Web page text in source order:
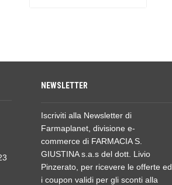
NEWSLETTER
Iscriviti alla Newsletter di
Farmaplanet, divisione e-
commerce di FARMACIA S.
GIUSTINA s.a.s del dott. Livio
Pinzerato, per ricevere le offerte ed
i coupon validi per gli sconti alla